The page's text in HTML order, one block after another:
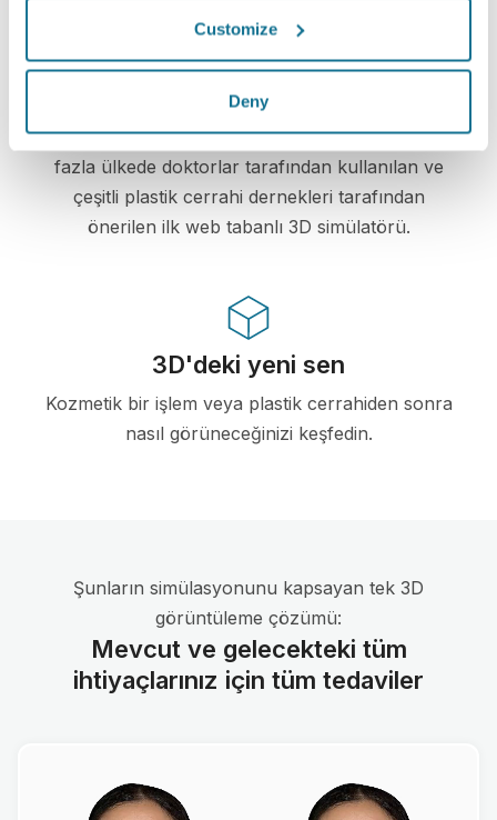
Customize
Deny
Yüksek teknoloji
Plastik cerrahi ve estetik prosedürler için 100'dan
fazla ülkede doktorlar tarafından kullanılan ve
çeşitli plastik cerrahi dernekleri tarafından
önerilen ilk web tabanlı 3D simülatörü.
3D'deki yeni sen
Kozmetik bir işlem veya plastik cerrahiden sonra
nasıl görüneceğinizi keşfedin.
Şunların simülasyonunu kapsayan tek 3D
görüntüleme çözümü:
Mevcut ve gelecekteki tüm
ihtiyaçlarınız için tüm tedaviler